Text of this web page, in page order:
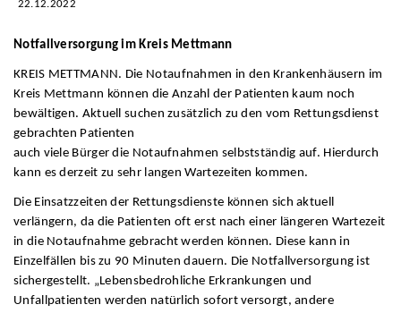
22.12.2022
Notfallversorgung im Kreis Mettmann
KREIS METTMANN. Die Notaufnahmen in den Krankenhäusern im
Kreis Mettmann können die Anzahl der Patienten kaum noch
bewältigen. Aktuell suchen zusätzlich zu den vom Rettungsdienst
gebrachten Patienten
auch viele Bürger die Notaufnahmen selbstständig auf. Hierdurch
kann es derzeit zu sehr langen Wartezeiten kommen.
Die Einsatzzeiten der Rettungsdienste können sich aktuell
verlängern, da die Patienten oft erst nach einer längeren Wartezeit
in die Notaufnahme gebracht werden können. Diese kann in
Einzelfällen bis zu 90 Minuten dauern. Die Notfallversorgung ist
sichergestellt. „Lebensbedrohliche Erkrankungen und
Unfallpatienten werden natürlich sofort versorgt, andere